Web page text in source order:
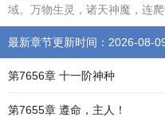
域。万物生灵，诸天神魔，连
最新章节更新时间：2026-08-
第7656章 十一阶神种
第7655章 遵命，主人！